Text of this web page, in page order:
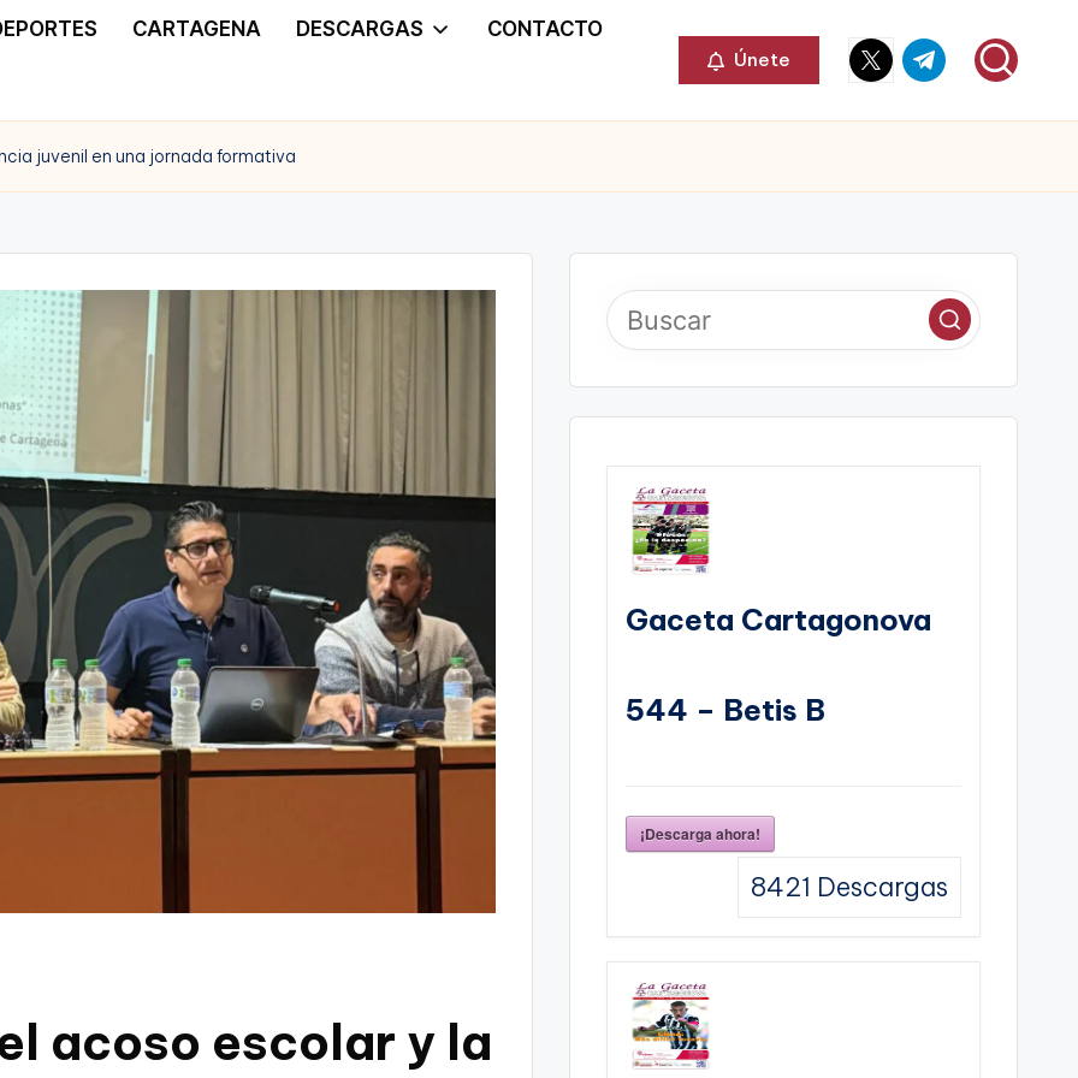
CARTAGENA DESCARGAS CONTACTO
Únete
Elemento
del
Elemento
del
juvenil en una jornada formativa
acoso escolar y la
Gaceta Cartagonova
544 – Betis B
¡Descarga ahora!
8421 Descargas